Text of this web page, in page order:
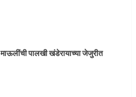
पालखी सोहळ्याने ओलांडला दिवे घाट